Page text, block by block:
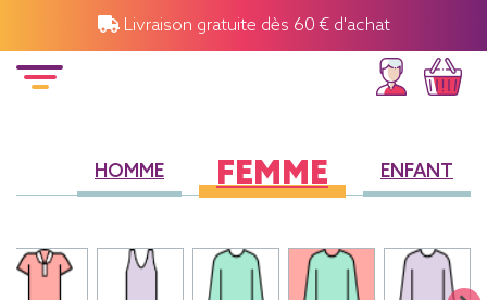
Livraison gratuite dès 60 € d'achat
HOMME FEMME ENFANT